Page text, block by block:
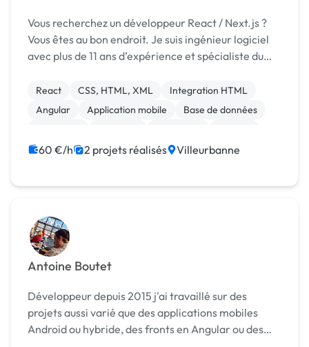
Vous recherchez un développeur React / Next.js ?
Vous êtes au bon endroit. Je suis ingénieur logiciel
avec plus de 11 ans d’expérience et spécialiste du
dans des secteurs variés comme la sant...
React CSS, HTML, XML
Integration HTML
Angular
Application mobile
Base de données
60 €/h 2 projets réalisés Villeurbanne
Antoine Boutet
Développeur depuis 2015 j'ai travaillé sur des
projets aussi varié que des applications mobiles
Android ou hybride, des fronts en Angular ou des